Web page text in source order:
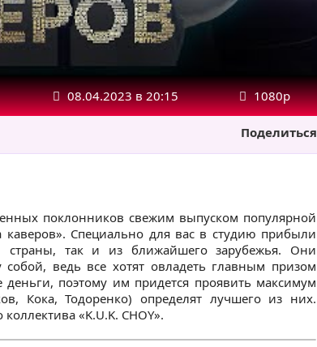
08.04.2023 в 20:15 1080р
Поделиться
поклонников свежим выпуском популярной
Специально для вас в студию прибыли
так и из ближайшего зарубежья. Они
ведь все хотят овладеть главным призом
поэтому им придется проявить максимум
Кока, Тодоренко) определят лучшего из них.
«K.U.K. CHOY».